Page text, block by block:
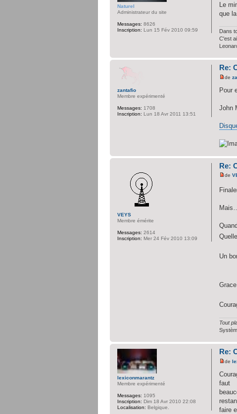
Le
que
Dans
C'est
Naturel
Administrateur du site
Messages: 8626
Inscription: Lun 15 Fév 2010 09:59
Re:
de
Pour
John
zantafio
Membre expérimenté
Messages: 1708
Inscription: Lun 18 Avr 2011 13:51
Re:
de
Un
Tout
VEYS
Membre émérite
Messages: 2614
Inscription: Mer 24 Fév 2010 13:09
Re:
de
faut
faire
lexiconmarantz
Membre expérimenté
Messages: 1095
Inscription: Dim 18 Avr 2010 22:08
Localisation: Belgique.